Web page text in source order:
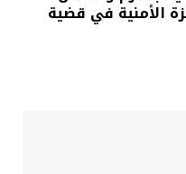
الأمنية في قضية